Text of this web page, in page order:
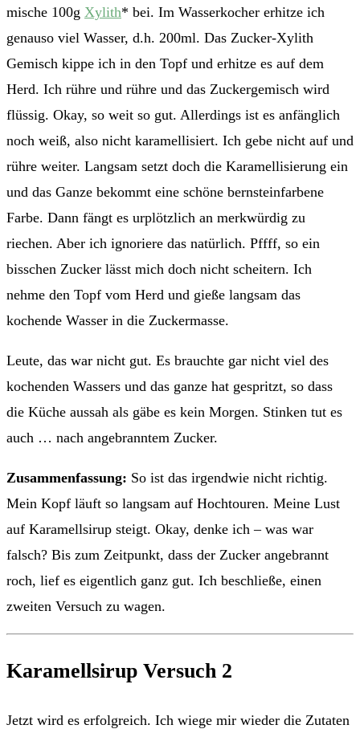
mische 100g Xylith* bei. Im Wasserkocher erhitze ich
genauso viel Wasser, d.h. 200ml. Das Zucker-Xylith
Gemisch kippe ich in den Topf und erhitze es auf dem
Herd. Ich rühre und rühre und das Zuckergemisch wird
flüssig. Okay, so weit so gut. Allerdings ist es anfänglich
noch weiß, also nicht karamellisiert. Ich gebe nicht auf und
rühre weiter. Langsam setzt doch die Karamellisierung ein
und das Ganze bekommt eine schöne bernsteinfarbene
Farbe. Dann fängt es urplötzlich an merkwürdig zu
riechen. Aber ich ignoriere das natürlich. Pffff, so ein
bisschen Zucker lässt mich doch nicht scheitern. Ich
nehme den Topf vom Herd und gieße langsam das
kochende Wasser in die Zuckermasse.
Leute, das war nicht gut. Es brauchte gar nicht viel des
kochenden Wassers und das ganze hat gespritzt, so dass
die Küche aussah als gäbe es kein Morgen. Stinken tut es
auch … nach angebranntem Zucker.
Zusammenfassung: So ist das irgendwie nicht richtig.
Mein Kopf läuft so langsam auf Hochtouren. Meine Lust
auf Karamellsirup steigt. Okay, denke ich – was war
falsch? Bis zum Zeitpunkt, dass der Zucker angebrannt
roch, lief es eigentlich ganz gut. Ich beschließe, einen
zweiten Versuch zu wagen.
Karamellsirup Versuch 2
Jetzt wird es erfolgreich. Ich wiege mir wieder die Zutaten